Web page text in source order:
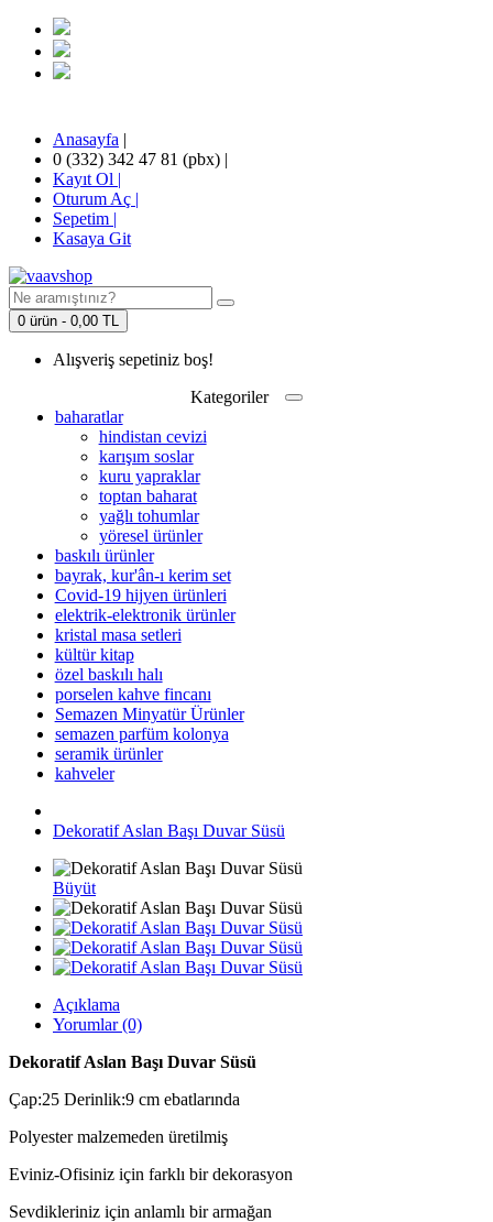
Anasayfa |
0 (332) 342 47 81 (pbx) |
Kayıt Ol |
Oturum Aç |
Sepetim |
Kasaya Git
0 ürün - 0,00 TL
Alışveriş sepetiniz boş!
Kategoriler
baharatlar
hindistan cevizi
karışım soslar
kuru yapraklar
toptan baharat
yağlı tohumlar
yöresel ürünler
baskılı ürünler
bayrak, kur'ân-ı kerim set
Covid-19 hijyen ürünleri
elektrik-elektronik ürünler
kristal masa setleri
kültür kitap
özel baskılı halı
porselen kahve fincanı
Semazen Minyatür Ürünler
semazen parfüm kolonya
seramik ürünler
kahveler
Dekoratif Aslan Başı Duvar Süsü
Büyüt
Açıklama
Yorumlar (0)
Dekoratif Aslan Başı Duvar Süsü
Çap:25 Derinlik:9 cm ebatlarında
Polyester malzemeden üretilmiş
Eviniz-Ofisiniz için farklı bir dekorasyon
Sevdikleriniz için anlamlı bir armağan